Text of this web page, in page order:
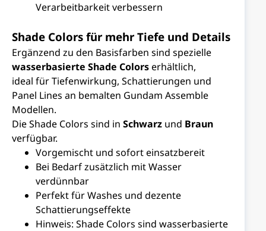
Verarbeitbarkeit verbessern
Shade Colors für mehr Tiefe und Details
Ergänzend zu den Basisfarben sind spezielle
wasserbasierte Shade Colorserhältlich,
ideal für Tiefenwirkung, Schattierungen und
Panel Lines an bemalten Gundam Assemble
Modellen.
Die Shade Colors sind in Schwarz und Braun
verfügbar.
Vorgemischt und sofort einsatzbereit
Bei Bedarf zusätzlich mit Wasser
verdünnbar
Perfekt für Washes und dezente
Schattierungseffekte
Hinweis: Shade Colors sind wasserbasierte